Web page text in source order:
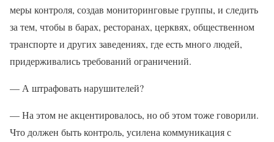
меры контроля, создав мониторинговые группы, и следить
за тем, чтобы в барах, ресторанах, церквях, общественном
транспорте и других заведениях, где есть много людей,
придерживались требований ограничений.
— А штрафовать нарушителей?
— На этом не акцентировалось, но об этом тоже говорили.
Что должен быть контроль, усилена коммуникация с